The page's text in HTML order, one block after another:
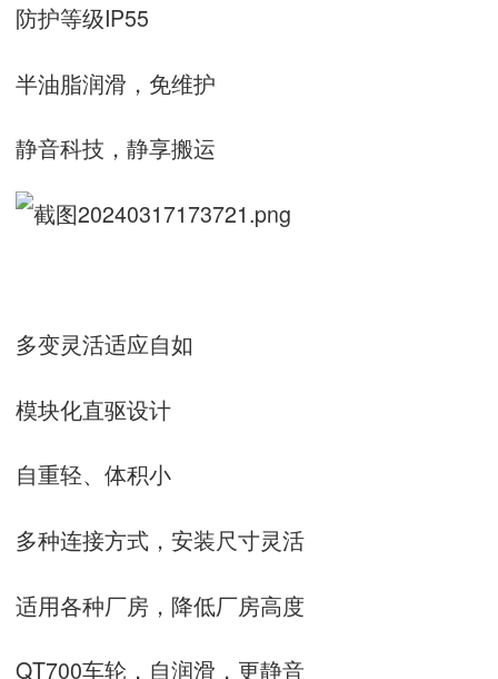
防护等级IP55
半油脂润滑，免维护
静音科技，静享搬运
多变灵活适应自如
模块化直驱设计
自重轻、体积小
多种连接方式，安装尺寸灵活
适用各种厂房，降低厂房高度
QT700车轮，自润滑，更静音